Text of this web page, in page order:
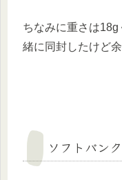
ちなみに重さは
緒に同封したけど余
ソフトバン